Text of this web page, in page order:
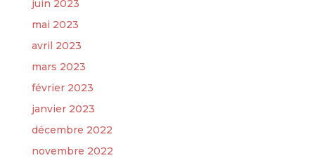
juin 2023
mai 2023
avril 2023
mars 2023
février 2023
janvier 2023
décembre 2022
novembre 2022